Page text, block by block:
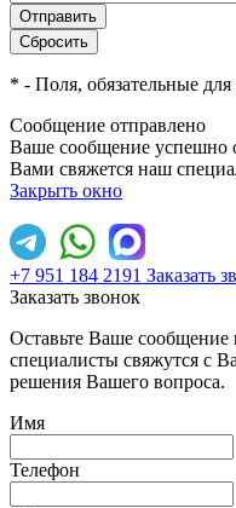
* - Поля, обязательные
Сообщение отправлено
Ваше сообщение успешно
Вами свяжется наш
Закрыть окно
+7 951 184 2191 Заказать
Заказать звонок
Оставьте Ваше
специалисты свяжутся с
решения Вашего вопроса.
Имя
Телефон